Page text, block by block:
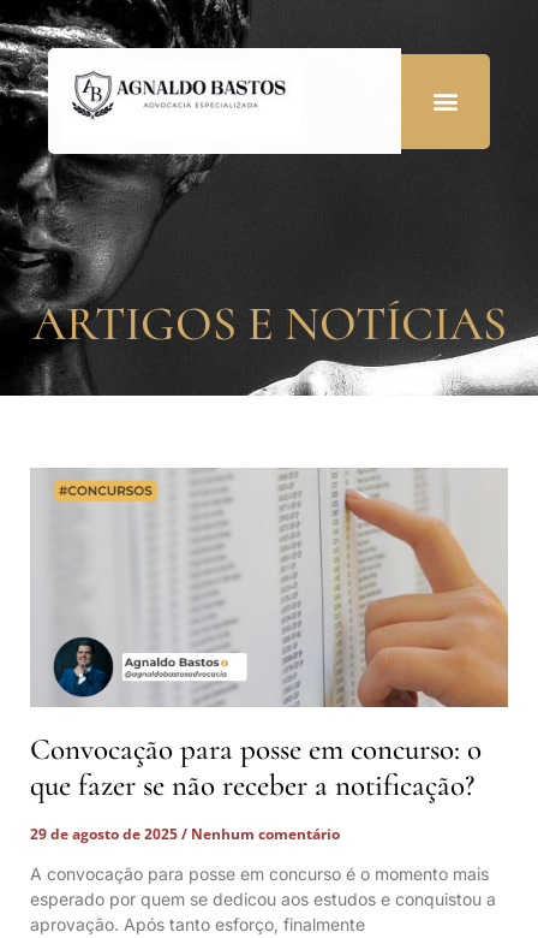
ARTIGOS E NOTÍCIAS
Convocação para posse em concurso: o
que fazer se não receber a notificação?
29 de agosto de 2025
Nenhum comentário
A convocação para posse em concurso é o momento mais
esperado por quem se dedicou aos estudos e conquistou a
aprovação. Após tanto esforço, finalmente